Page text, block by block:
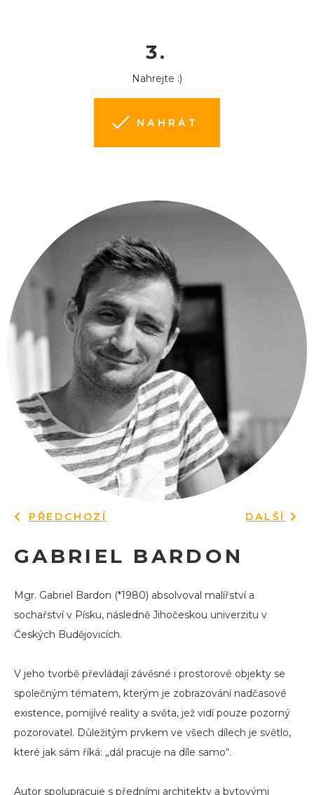
3.
Nahrejte :)
NAHRÁT
PŘEDCHOZÍ DALŠÍ
GABRIEL BARDON
Mgr. Gabriel Bardon (*1980) absolvoval malířství a
sochařství v Písku, následně Jihočeskou univerzitu v
Českých Budějovicích.
V jeho tvorbě převládají závěsné i prostorové objekty se
společným tématem, kterým je zobrazování nadčasové
existence, pomijívé reality a světa, jež vidí pouze pozorný
pozorovatel. Důležitým prvkem ve všech dílech je světlo,
které jak sám říká: „dál pracuje na díle samo“.
Autor spolupracuje s předními architekty a bytovými